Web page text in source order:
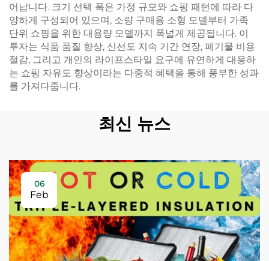
어납니다. 크기 선택 폭은 가정 규모와 쇼핑 패턴에 따라 다
양하게 구성되어 있으며, 소량 구매용 소형 모델부터 가족
단위 쇼핑을 위한 대용량 모델까지 폭넓게 제공됩니다. 이
투자는 식품 품질 향상, 신선도 지속 기간 연장, 폐기물 비용
절감, 그리고 개인의 라이프스타일 요구에 유연하게 대응하
는 쇼핑 자유도 향상이라는 다중적 혜택을 통해 풍부한 성과
를 가져다줍니다.
최신 뉴스
06
Feb